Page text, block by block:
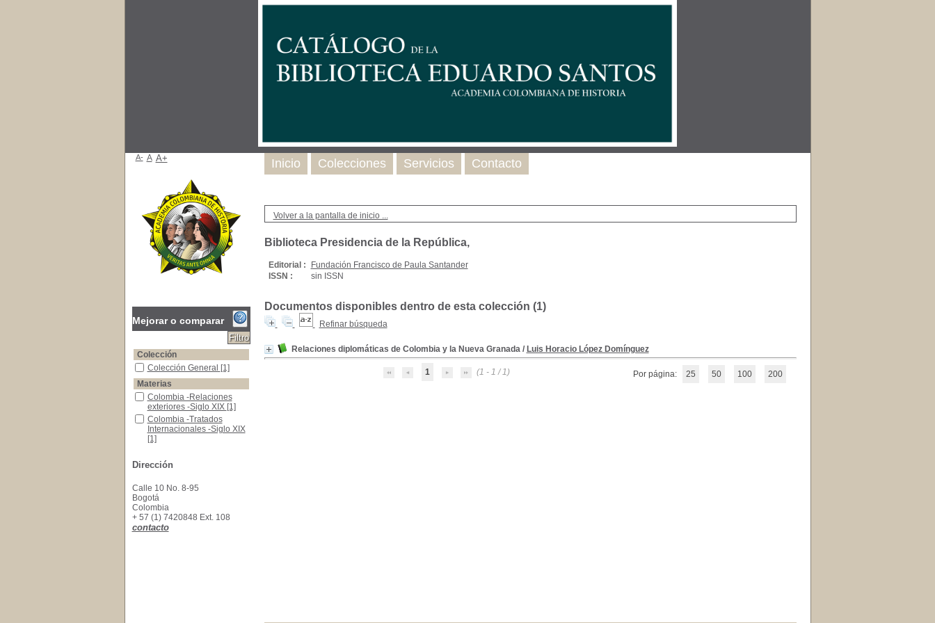
Volver a la pantalla de inicio ...
Biblioteca Presidencia de la República,
Editorial :
Fundación Francisco de Paula Santander
ISSN :
sin ISSN
Documentos disponibles dentro de esta colección (1)
Refinar búsqueda
Relaciones diplomáticas de Colombia y la Nueva Granada / Luis Horacio López Domínguez
1 (1 - 1 / 1) Por página: 25 50 100 200
Inicio Colecciones Servicios Contacto
A- A A+
Mejorar o comparar
Colección
Colección General
Colección General [1]
Materias
Colombia -Relaciones exteriores -Siglo XIX
Colombia -Relaciones
exteriores -Siglo XIX [1]
Colombia -Tratados Internacionales -Siglo XIX
Colombia -Tratados
Internacionales -Siglo XIX
[1]
diplomática-1811-1856
Dirección
Calle 10 No. 8-95
Bogotá
Colombia
+ 57 (1) 7420848 Ext. 108
contacto